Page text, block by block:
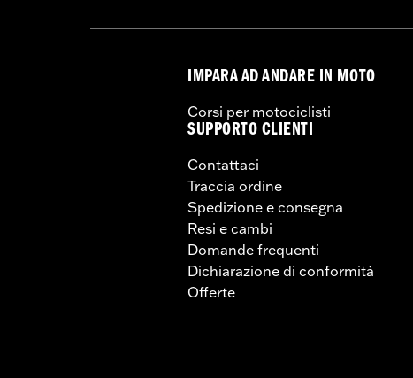
IMPARA AD ANDARE IN MOTO
Corsi per motociclisti
SUPPORTO CLIENTI
Contattaci
Traccia ordine
Spedizione e consegna
Resi e cambi
Domande frequenti
Dichiarazione di conformità
Offerte